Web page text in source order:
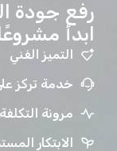
رفع جودة
ابدأ
التميز الفني
خدمة تركز على
مرونة التكلفة
الابتكار